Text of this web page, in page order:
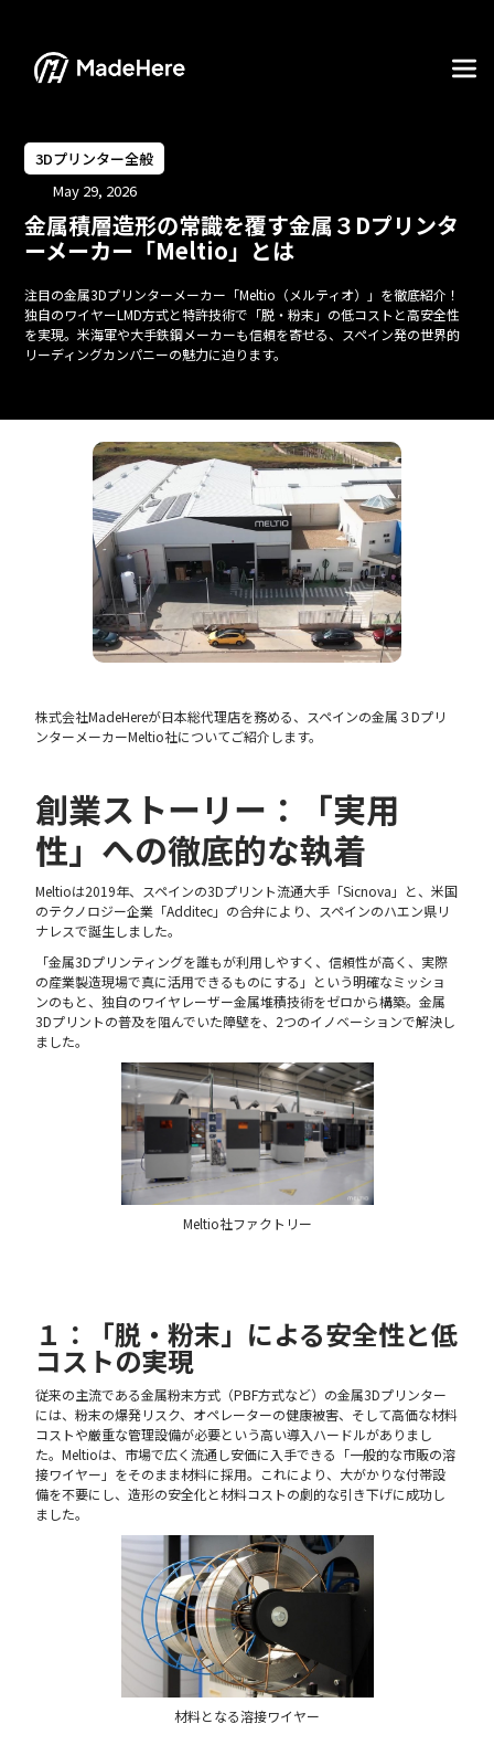
3Dプリンター全般
May 29, 2026
金属積層造形の常識を覆す金属３Dプリンタ
ーメーカー「Meltio」とは
注目の金属3Dプリンターメーカー「Meltio（メルティオ）」を徹底紹介！
独自のワイヤーLMD方式と特許技術で「脱・粉末」の低コストと高安全性
を実現。米海軍や大手鉄鋼メーカーも信頼を寄せる、スペイン発の世界的
リーディングカンパニーの魅力に迫ります。
株式会社MadeHereが日本総代理店を務める、スペインの金属３Dプリ
ンターメーカーMeltio社についてご紹介します。
創業ストーリー：「実用
性」への徹底的な執着
Meltioは2019年、スペインの3Dプリント流通大手「Sicnova」と、米国
のテクノロジー企業「Additec」の合弁により、スペインのハエン県リ
ナレスで誕生しました。
「金属3Dプリンティングを誰もが利用しやすく、信頼性が高く、実際
の産業製造現場で真に活用できるものにする」という明確なミッショ
ンのもと、独自のワイヤレーザー金属堆積技術をゼロから構築。金属
3Dプリントの普及を阻んでいた障壁を、2つのイノベーションで解決し
ました。
Meltio社ファクトリー
１：「脱・粉末」による安全性と低
コストの実現
従来の主流である金属粉末方式（PBF方式など）の金属3Dプリンター
には、粉末の爆発リスク、オペレーターの健康被害、そして高価な材料
コストや厳重な管理設備が必要という高い導入ハードルがありまし
た。Meltioは、市場で広く流通し安価に入手できる「一般的な市販の溶
接ワイヤー」をそのまま材料に採用。これにより、大がかりな付帯設
備を不要にし、造形の安全化と材料コストの劇的な引き下げに成功し
ました。
材料となる溶接ワイヤー